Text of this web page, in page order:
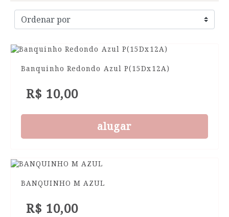
Banquinho Redondo Azul P(15Dx12A)
R$ 10,00
alugar
BANQUINHO M AZUL
R$ 10,00